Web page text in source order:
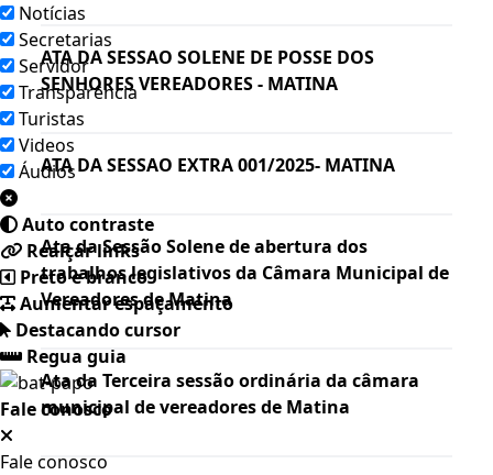
Notícias
Secretarias
Servidor
Transparência
Turistas
Videos
Áudios
Auto contraste
Realçar links
Preto e branco
Aumentar espaçamento
Destacando cursor
Regua guia
Fale conosco
Fale conosco
ATA DA SESSAO SOLENE DE POSSE DOS
SENHORES VEREADORES - MATINA
ATA DA SESSAO EXTRA 001/2025- MATINA
Ata da Sessão Solene de abertura dos
trabalhos legislativos da Câmara Municipal de
Vereadores de Matina
Ata da Terceira sessão ordinária da câmara
municipal de vereadores de Matina